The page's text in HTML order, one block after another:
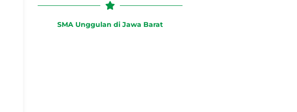
SMA Unggulan di Jawa Barat